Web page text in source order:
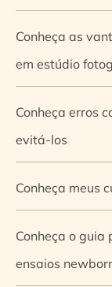
Conheça as
em estúdio
Conheça erros
evitá-los
Conheça meus
Conheça o guia
ensaios